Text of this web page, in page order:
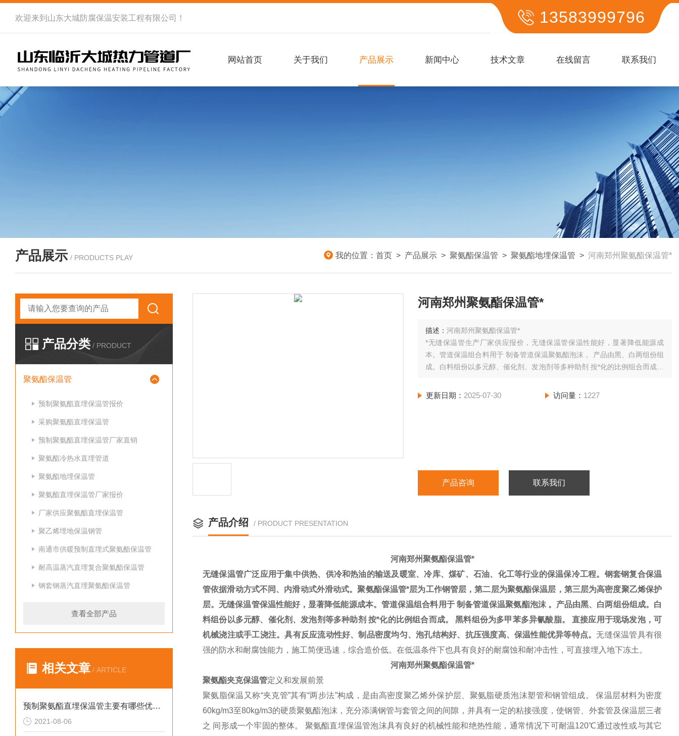
欢迎来到 山东大城防腐保温安装工程有限公司 ！ 13583999796
网站首页 关于我们 产品展示 新闻中心 技术文章 在线留言 联系我们
产品展示 / PRODUCTS PLAY 我的位置： 首页 > 产品展示 > 聚氨酯保温管 > 聚氨酯地埋保温管 > 河南郑州聚氨酯保温管*
产品分类 / PRODUCT
聚氨酯保温管
预制聚氨酯直埋保温管报价
采购聚氨酯直埋保温管
预制聚氨酯直埋保温管厂家直销
聚氨酯冷热水直埋管道
聚氨酯地埋保温管
聚氨酯直埋保温管厂家报价
厂家供应聚氨酯直埋保温管
聚乙烯埋地保温钢管
南通市供暖预制直埋式聚氨酯保温管
耐高温蒸汽直埋复合聚氨酯保温管
钢套钢蒸汽直埋聚氨酯保温管
查看全部产品
相关文章 / ARTICLE
预制聚氨酯直埋保温管主要有哪些优势？
2021-08-06
河南郑州聚氨酯保温管*
描述：河南郑州聚氨酯保温管*
*无缝保温管生产厂家供应报价，无缝保温管保温性能好，显著降低能源成
本。管道保温组合料用于 制备管道保温聚氨酯泡沫 。产品由黑、白两组份组
成。白料组份以多元醇、催化剂、发泡剂等多种助剂 按*化的比例组合而成。
更新日期： 2025-07-30 访问量： 1227
产品咨询 联系我们
产品介绍 / PRODUCT PRESENTATION
河南郑州聚氨酯保温管*
无缝保温管广泛应用于集中供热、供冷和热油的输送及暖室、冷库、煤矿、石油、化工等行业的保温保冷工程。钢套钢复合保温
管依据滑动方式不同、内滑动式外滑动式。聚氨酯保温管*层为工作钢管层，第二层为聚氨酯保温层 ，第三层为高密度聚乙烯保护
层。无缝保温管保温性能好，显著降低能源成本。管道保温组合料用于 制备管道保温聚氨酯泡沫 。产品由黑、白两组份组成。白
料组份以多元醇、催化剂、发泡剂等多种助剂 按*化的比例组合而成。 黑料组份为多甲苯多异氰酸脂。 直接应用于现场发泡，可
机械浇注或手工浇注。具有反应流动性好、制品密度均匀、泡孔结构好、抗压强度高、保温性能优异等特点。 无缝保温管具有很
强的防水和耐腐蚀能力，施工简便迅速，综合造价低。在低温条件下也具有良好的耐腐蚀和耐冲击性，可直接埋入地下冻土。
河南郑州聚氨酯保温管*
聚氨酯夹克保温管定义和发展前景
聚氨脂保温又称“夹克管”其有“两步法”构成，是由高密度聚乙烯外保护层、聚氨脂硬质泡沫塑管和钢管组成。 保温层材料为密度
60kg/m3至80kg/m3的硬质聚氨酯泡沫，充分添满钢管与套管之间的间隙，并具有一定的粘接强度，使钢管、外套管及保温层三者
之 间形成一个牢固的整体。 聚氨酯直埋保温管泡沫具有良好的机械性能和绝热性能，通常情况下可耐温120℃通过改性或与其它